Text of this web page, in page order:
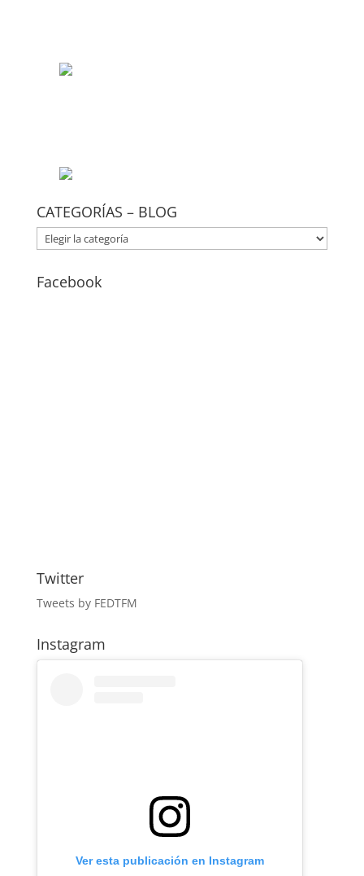
CATEGORÍAS – BLOG
CATEGORÍAS
–
Facebook
Twitter
Tweets by FEDTFM
Instagram
Ver esta publicación en Instagram